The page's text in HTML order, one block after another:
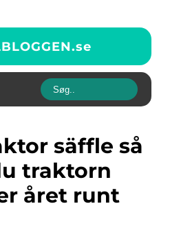
se
traktorn
året runt